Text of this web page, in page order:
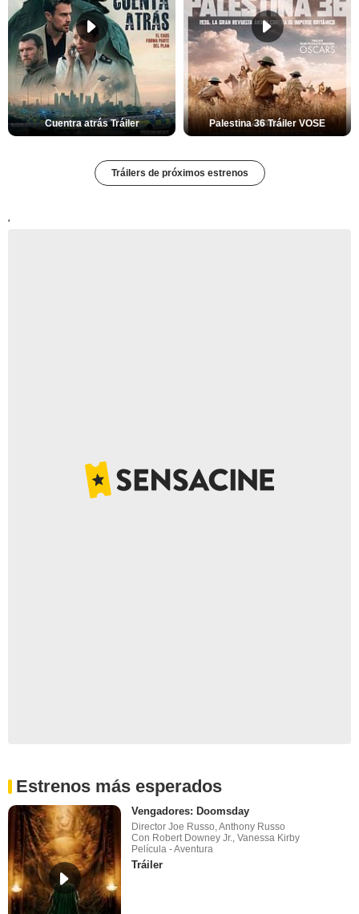
Cuentra atrás Tráiler Palestina 36 Tráiler VOSE
Tráilers de próximos estrenos
'
Estrenos más esperados
Vengadores: Doomsday
Director Joe Russo, Anthony Russo
Con Robert Downey Jr., Vanessa Kirby
Película - Aventura
Tráiler